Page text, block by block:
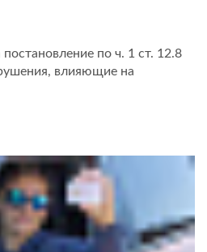
по ч. 1 ст. 12.8
влияющие на